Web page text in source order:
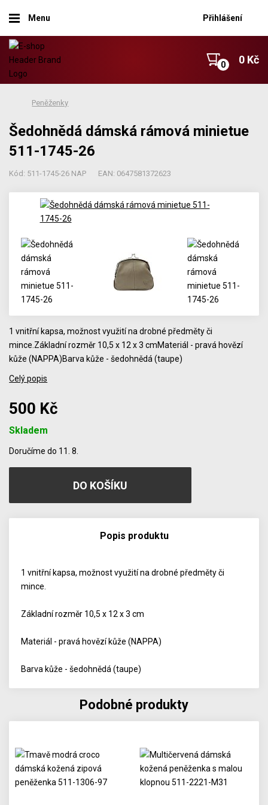
Menu Přihlášení
0 Kč
Peněženky
Šedohnědá dámská rámová minietue
511-1745-26
Kód: 511-1745-26 NAP EAN: 0647581372623
1 vnitřní kapsa, možnost využití na drobné předměty či
mince.Základní rozměr 10,5 x 12 x 3 cmMateriál - pravá hovězí
kůže (NAPPA)Barva kůže - šedohnědá (taupe)
Celý popis
500 Kč
Skladem
Doručíme do 11. 8.
Popis produktu
1 vnitřní kapsa, možnost využití na drobné předměty či
mince.
Základní rozměr 10,5 x 12 x 3 cm
Materiál - pravá hovězí kůže (NAPPA)
Barva kůže - šedohnědá (taupe)
Podobné produkty